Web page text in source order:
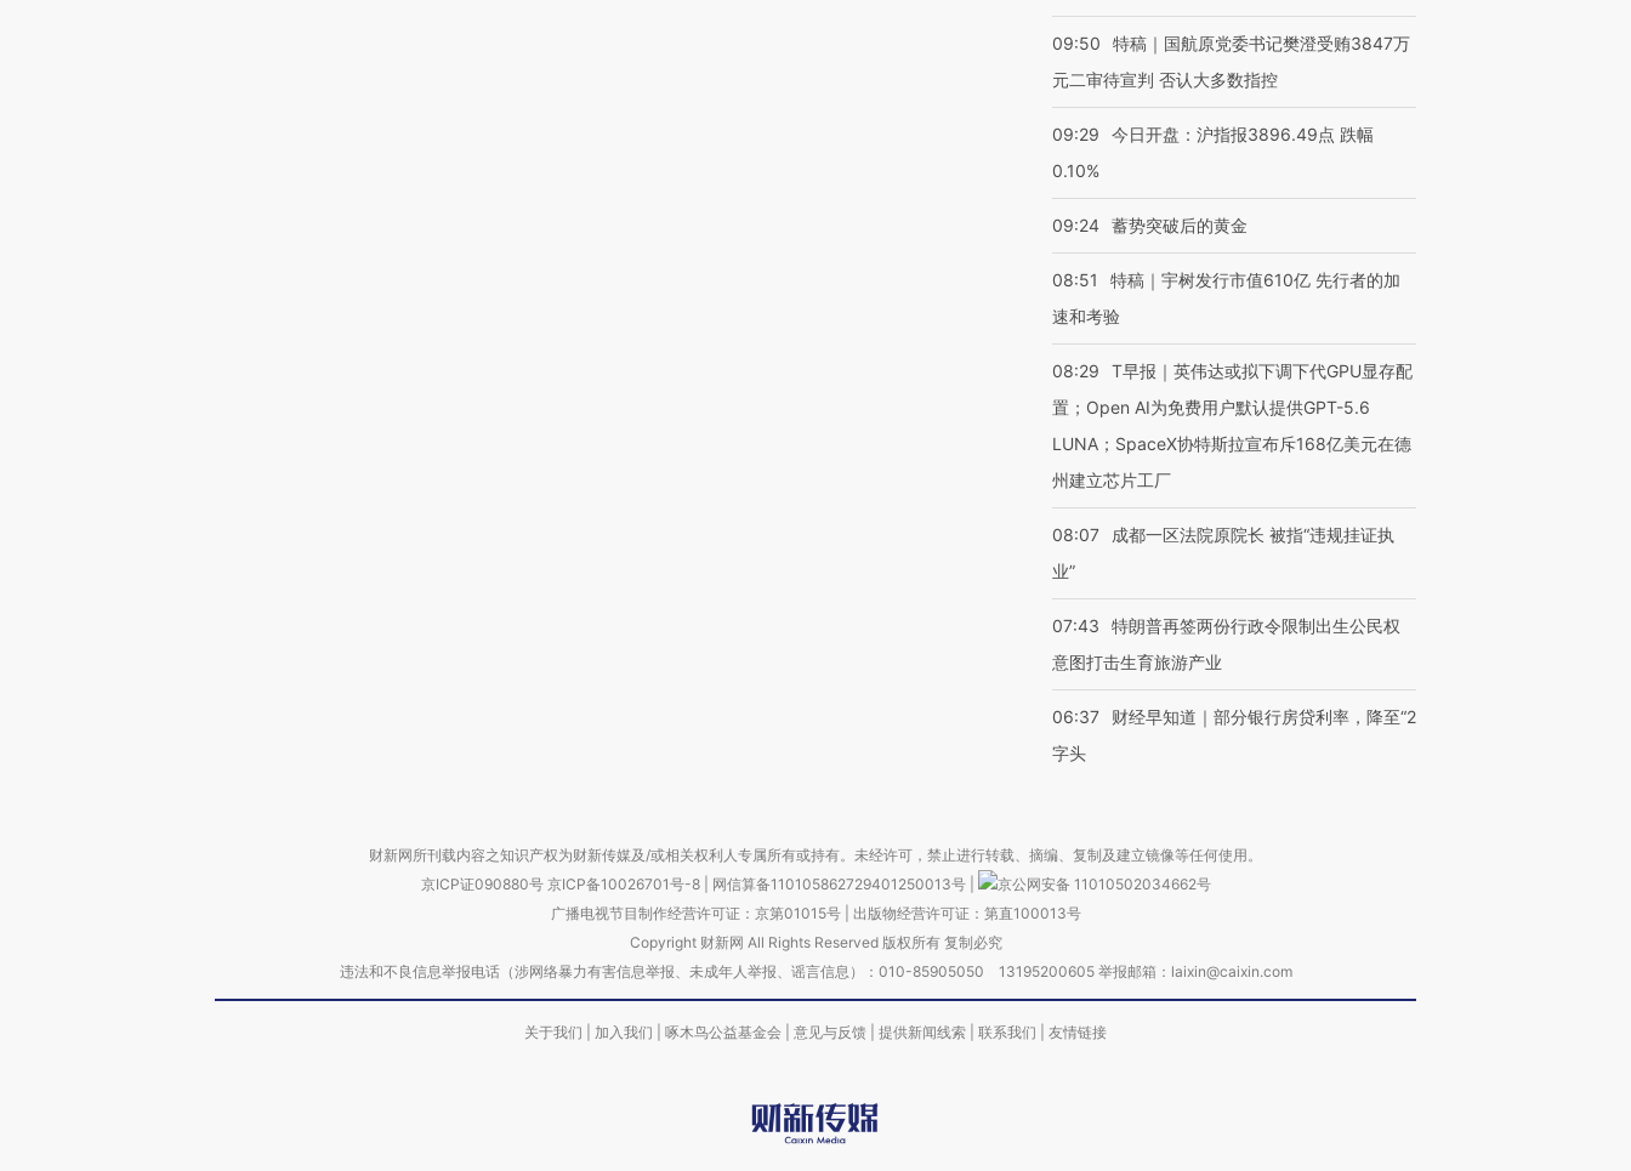
09:50
特稿｜国航原党委书记樊澄受贿3847万
元二审待宣判 否认大多数指控
09:29
今日开盘：沪指报3896.49点 跌幅
0.10%
09:24 蓄势突破后的黄金
08:51
特稿｜宇树发行市值610亿 先行者的加
速和考验
08:29
T早报｜英伟达或拟下调下代GPU显存配
置；Open AI为免费用户默认提供GPT-5.6
LUNA；SpaceX协特斯拉宣布斥168亿美元在德
州建立芯片工厂
08:07
成都一区法院原院长 被指“违规挂证执
业”
07:43
特朗普再签两份行政令限制出生公民权
意图打击生育旅游产业
06:37
财经早知道｜部分银行房贷利率，降至“2
字头
财新网所刊载内容之知识产权为财新传媒及/或相关权利人专属所有或持有。未经许可，禁止进行转载、摘编、复制及建立镜像等任何使用。
京ICP证090880号 京ICP备10026701号-8 网信算备110105862729401250013号
京公网安备 11010502034662号
广播电视节目制作经营许可证：京第01015号| 出版物经营许可证：第直100013号
Copyright 财新网 All Rights Reserved 版权所有 复制必究
违法和不良信息举报电话（涉网络暴力有害信息举报、未成年人举报、谣言信息）：010-85905050 13195200605 举报邮箱：laixin@caixin.com
关于我们 加入我们 啄木鸟公益基金会 意见与反馈 提供新闻线索 联系我们 友情链接